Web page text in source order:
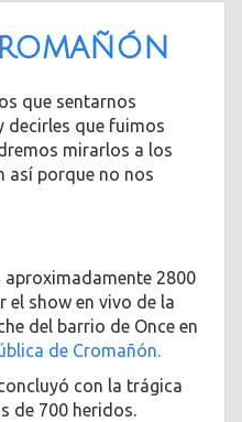
que sentarnos
decirles que fuimos
mirarlos a los
así porque no nos
aproximadamente 2800
el show en vivo de la
del barrio de Once en
de Cromañón.
con la trágica
de 700 heridos.